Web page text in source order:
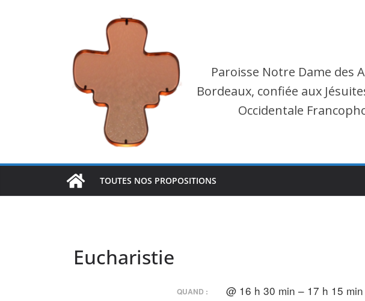
Paroisse Notre Dame des
Bordeaux, confiée aux
Occidentale
TOUTES NOS PROPOSITIONS
Eucharistie
QUAND : @ 16 h 30 min – 17 h 15 min